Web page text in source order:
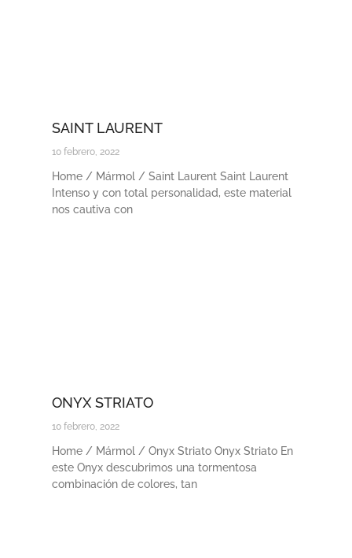
SAINT LAURENT
10 febrero, 2022
Home / Mármol / Saint Laurent Saint Laurent
Intenso y con total personalidad, este material
nos cautiva con
ONYX STRIATO
10 febrero, 2022
Home / Mármol / Onyx Striato Onyx Striato En
este Onyx descubrimos una tormentosa
combinación de colores, tan